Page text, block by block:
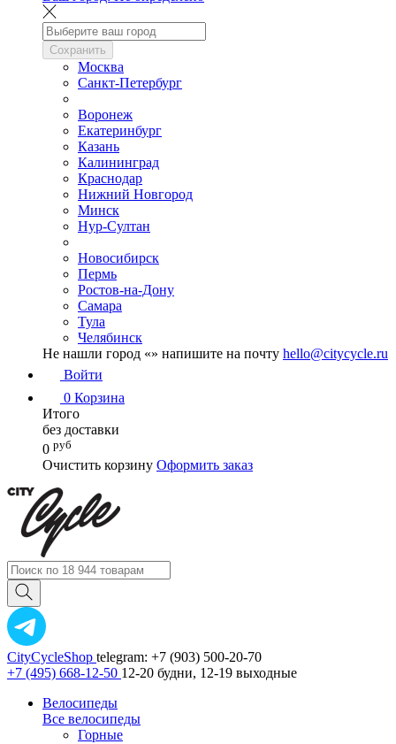
Сохранить
Москва
Санкт-Петербург
Воронеж
Екатеринбург
Казань
Калининград
Краснодар
Нижний Новгород
Минск
Нур-Султан
Новосибирск
Пермь
Ростов-на-Дону
Самара
Тула
Челябинск
Не нашли город «» напишите на почту hello@citycycle.ru
Войти
0 Корзина
Итого
без доставки
0 руб
Очистить корзину Оформить заказ
CityCycleShop telegram: +7 (903) 500-20-70
+7 (495) 668-12-50 12-20 будни, 12-19 выходные
Велосипеды
Все велосипеды
Горные